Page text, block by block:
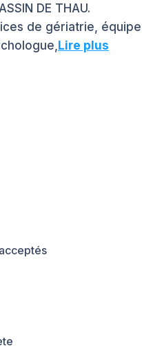
DE THAU.
de gériatrie, équipe
Lire plus